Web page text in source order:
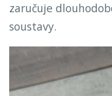
zaručuje
soustavy.